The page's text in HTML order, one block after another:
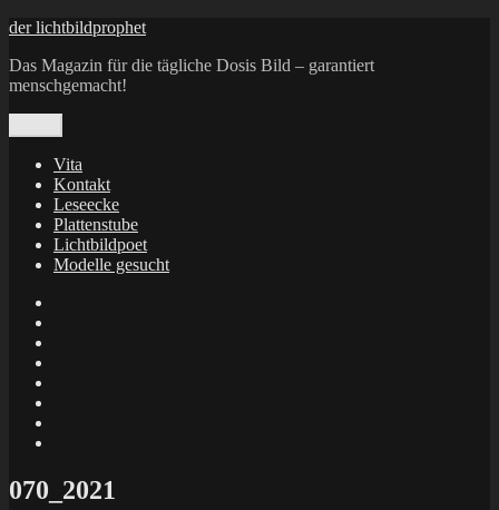
Zum
springen
der lichtbildprophet
Das Magazin für die tägliche Dosis Bild – garantiert
menschgemacht!
Vita
Kontakt
Leseecke
Plattenstube
Lichtbildpoet
Modelle gesucht
X
070_2021